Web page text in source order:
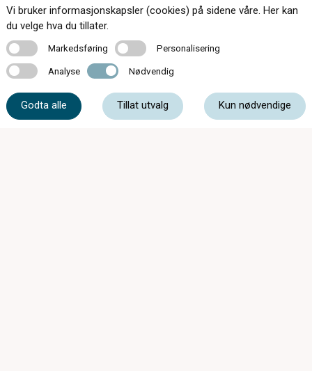
Kontakt oss
Vi bruker informasjonskapsler (cookies) på sidene våre. Her kan
du velge hva du tillater.
MarkedsføringMarkedsføring PersonaliseringPersonalisering
Analyse Analyse Nødvendig Nødvendig
Godta alle Tillat utvalg Kun nødvendige